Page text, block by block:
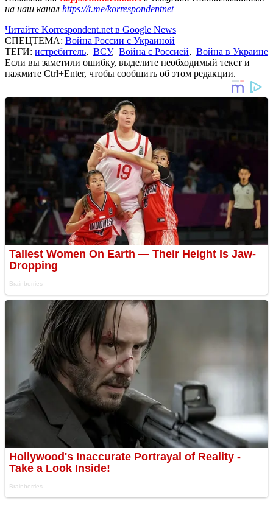
на наш канал https://t.me/korrespondentnet
Читайте Korrespondent.net в Google News
СПЕЦТЕМА: Война России с Украиной
ТЕГИ: истребитель, ВСУ, Война с Россией, Война в Украине
Если вы заметили ошибку, выделите необходимый текст и
нажмите Ctrl+Enter, чтобы сообщить об этом редакции.